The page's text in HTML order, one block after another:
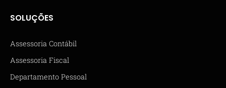
SOLUÇÕES
Assessoria Contábil
Assessoria Fiscal
Departamento Pessoal